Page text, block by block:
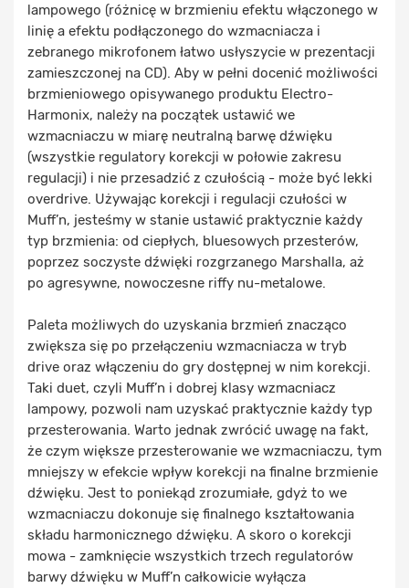
lampowego (różnicę w brzmieniu efektu włączonego w
linię a efektu podłączonego do wzmacniacza i
zebranego mikrofonem łatwo usłyszycie w prezentacji
zamieszczonej na CD). Aby w pełni docenić możliwości
brzmieniowego opisywanego produktu Electro-
Harmonix, należy na początek ustawić we
wzmacniaczu w miarę neutralną barwę dźwięku
(wszystkie regulatory korekcji w połowie zakresu
regulacji) i nie przesadzić z czułością - może być lekki
overdrive. Używając korekcji i regulacji czułości w
Muff’n, jesteśmy w stanie ustawić praktycznie każdy
typ brzmienia: od ciepłych, bluesowych przesterów,
poprzez soczyste dźwięki rozgrzanego Marshalla, aż
po agresywne, nowoczesne riffy nu-metalowe.
Paleta możliwych do uzyskania brzmień znacząco
zwiększa się po przełączeniu wzmacniacza w tryb
drive oraz włączeniu do gry dostępnej w nim korekcji.
Taki duet, czyli Muff’n i dobrej klasy wzmacniacz
lampowy, pozwoli nam uzyskać praktycznie każdy typ
przesterowania. Warto jednak zwrócić uwagę na fakt,
że czym większe przesterowanie we wzmacniaczu, tym
mniejszy w efekcie wpływ korekcji na finalne brzmienie
dźwięku. Jest to poniekąd zrozumiałe, gdyż to we
wzmacniaczu dokonuje się finalnego kształtowania
składu harmonicznego dźwięku. A skoro o korekcji
mowa - zamknięcie wszystkich trzech regulatorów
barwy dźwięku w Muff’n całkowicie wyłącza